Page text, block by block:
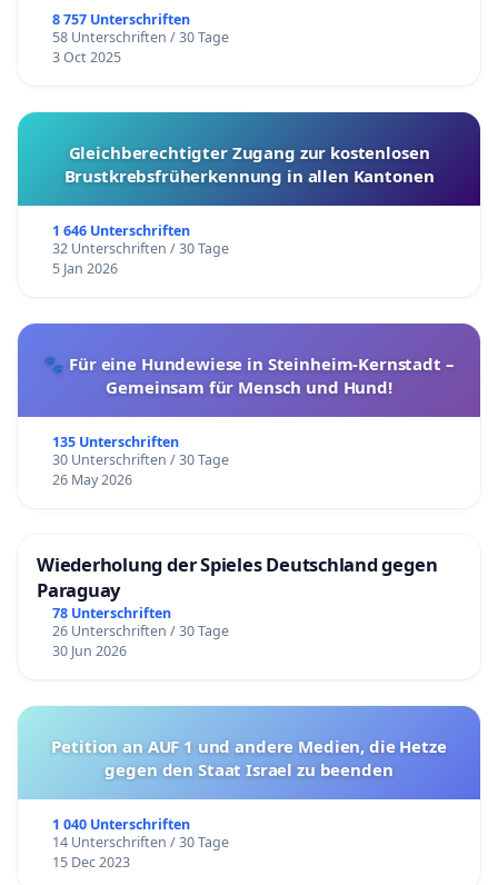
8 757 Unterschriften
58 Unterschriften / 30 Tage
3 Oct 2025
Gleichberechtigter Zugang zur kostenlosen
Brustkrebsfrüherkennung in allen Kantonen
1 646 Unterschriften
32 Unterschriften / 30 Tage
5 Jan 2026
🐾 Für eine Hundewiese in Steinheim-Kernstadt –
Gemeinsam für Mensch und Hund!
135 Unterschriften
30 Unterschriften / 30 Tage
26 May 2026
Wiederholung der Spieles Deutschland gegen
Paraguay
78 Unterschriften
26 Unterschriften / 30 Tage
30 Jun 2026
Petition an AUF 1 und andere Medien, die Hetze
gegen den Staat Israel zu beenden
1 040 Unterschriften
14 Unterschriften / 30 Tage
15 Dec 2023